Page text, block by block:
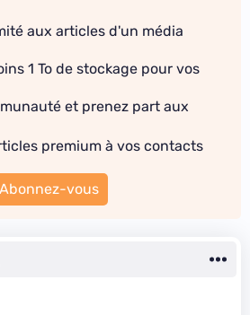
aux articles d'un média
1 To de stockage pour vos
et prenez part aux
premium à vos contacts
Abonnez-vous